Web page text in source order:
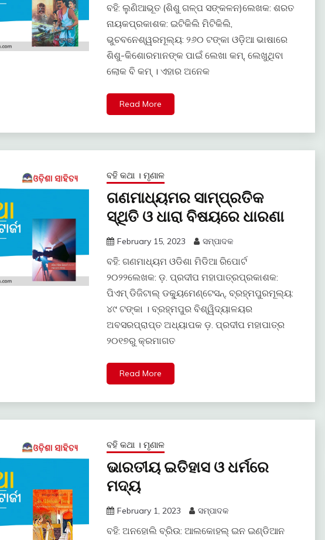
ବହି: ଲୁଣିଆଭୂତ (ଶିଶୁ ଗଳ୍ପ ସଙ୍କଳନ)ଲେଖକ: ଶରତ
ନାୟକପ୍ରକାଶକ: ଇଟିକିଲି ମିଟିକିଲି,
ଭୁଚବନେଶ୍ୱରମୂଲ୍ୟ: ୨୬୦ ଟଙ୍କା ଓଡ଼ିଆ ଭାଷାରେ
ଶିଶୁ-କିଶୋରମାନଙ୍କ ପାଇଁ ଲେଖା କମ୍, ଲେଖୁଥିବା
ଲୋକ ବି କମ୍ । ଏହାର ଅନେକ
Read More
ବହି କଥା । ମୃଣାଳ
ଗଣମାଧ୍ୟମର ସାମ୍ପ୍ରତିକ
ସ୍ଥିତି ଓ ଧାରା ବିଷୟରେ ଧାରଣା
February 15, 2023 ସମ୍ପାଦକ
ବହି: ଗଣମାଧ୍ୟମ ଓଡିଶା ମିଡିଆ ରିପୋର୍ଟ
୨୦୨୨ଲେଖକ: ଡ଼. ପ୍ରଦୀପ ମହାପାତ୍ରପ୍ରକାଶକ:
ପିଏମ୍ ଡିଜିଟାଲ୍ ଡକ୍ୟୁମେଣ୍ଟେସନ୍, ବ୍ରହ୍ମପୁରମୂଲ୍ୟ:
୪୯ ଟଙ୍କା । ବ୍ରହ୍ମପୁର ବିଶ୍ୱିଦ୍ୟାଳୟର
ଅବସରପ୍ରାପ୍ତ ଅଧ୍ୟାପକ ଡ଼. ପ୍ରଦୀପ ମହାପାତ୍ର
୨୦୧୭ରୁ କ୍ରମାଗତ
Read More
ବହି କଥା । ମୃଣାଳ
ଭାରତୀୟ ଇତିହାସ ଓ ଧର୍ମରେ
ମଦ୍ୟ
February 1, 2023 ସମ୍ପାଦକ
ବହି: ଅନହୋଲି ବ୍ରିଉ: ଆଲକୋହଲ୍ ଇନ ଇଣ୍ଡିଆନ